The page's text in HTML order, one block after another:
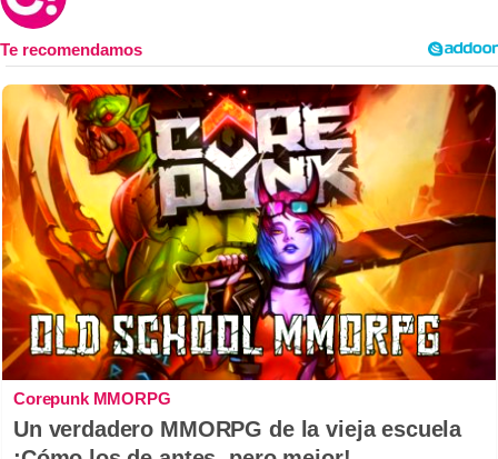
Corepunk MMORPG
Un verdadero MMORPG de la vieja escuela